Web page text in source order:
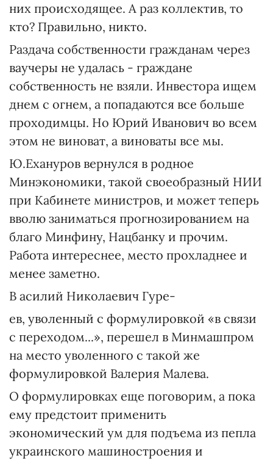
них происходящее. А раз коллектив, то
кто? Правильно, никто.
Раздача собственности гражданам через
ваучеры не удалась - граждане
собственность не взяли. Инвестора ищем
днем с огнем, а попадаются все больше
проходимцы. Но Юрий Иванович во всем
этом не виноват, а виноваты все мы.
Ю.Ехануров вернулся в родное
Минэкономики, такой своеобразный НИИ
при Кабинете министров, и может теперь
вволю заниматься прогнозированием на
благо Минфину, Нацбанку и прочим.
Работа интереснее, место прохладнее и
менее заметно.
В асилий Николаевич Гуре-
ев, уволенный с формулировкой «в связи
с переходом...», перешел в Минмашпром
на место уволенного с такой же
формулировкой Валерия Малева.
О формулировках еще поговорим, а пока
ему предстоит применить
экономический ум для подъема из пепла
украинского машиностроения и